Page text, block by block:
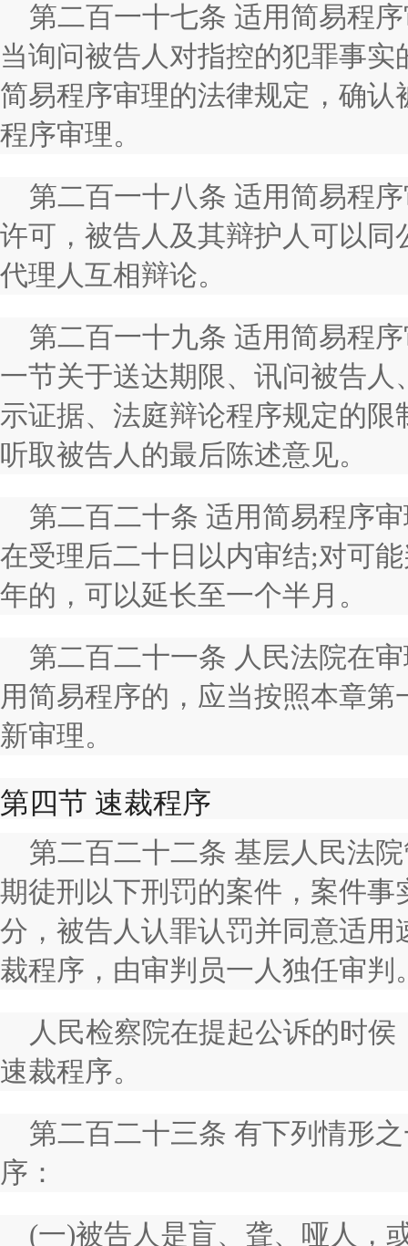
第二百一十七条 适用简易程
当询问被告人对指控的犯罪事
简易程序审理的法律规定，确
程序审理。
第二百一十八条 适用简易程
许可，被告人及其辩护人可以
代理人互相辩论。
第二百一十九条 适用简易程
一节关于送达期限、讯问被告
示证据、法庭辩论程序规定的
听取被告人的最后陈述意见。
第二百二十条 适用简易程序
在受理后二十日以内审结;对可
年的，可以延长至一个半月。
第二百二十一条 人民法院在
用简易程序的，应当按照本章
新审理。
第四节 速裁程序
第二百二十二条 基层人民法
期徒刑以下刑罚的案件，案件事
分，被告人认罪认罚并同意适
裁程序，由审判员一人独任审判
人民检察院在提起公诉的时
速裁程序。
第二百二十三条 有下列情形
序：
(一)被告人是盲、聋、哑人，